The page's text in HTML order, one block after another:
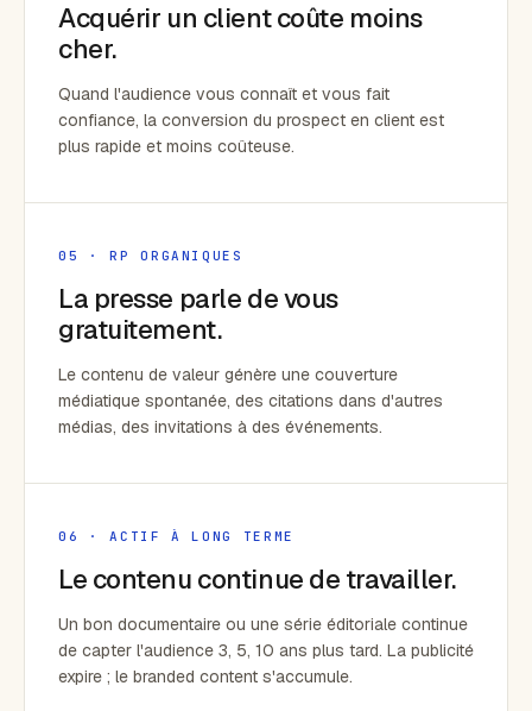
Acquérir un client coûte moins
cher.
Quand l'audience vous connaît et vous fait
confiance, la conversion du prospect en client est
plus rapide et moins coûteuse.
05 · RP ORGANIQUES
La presse parle de vous
gratuitement.
Le contenu de valeur génère une couverture
médiatique spontanée, des citations dans d'autres
médias, des invitations à des événements.
06 · ACTIF À LONG TERME
Le contenu continue de travailler.
Un bon documentaire ou une série éditoriale continue
de capter l'audience 3, 5, 10 ans plus tard. La publicité
expire ; le branded content s'accumule.